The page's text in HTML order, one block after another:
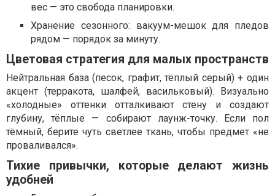
вес — это свобода планировки.
Хранение сезонного: вакуум-мешок для пледов
рядом — порядок за минуту.
Цветовая стратегия для малых пространств
Нейтральная база (песок, графит, тёплый серый) + один
акцент (терракота, шалфей, васильковый). Визуально
«холодные» оттенки отталкивают стену и создают
глубину, тёплые — собирают лаунж-точку. Если пол
тёмный, берите чуть светлее ткань, чтобы предмет «не
проваливался».
Тихие привычки, которые делают жизнь
удобней